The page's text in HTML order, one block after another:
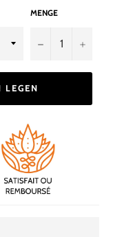
MENGE
− +
LEGEN